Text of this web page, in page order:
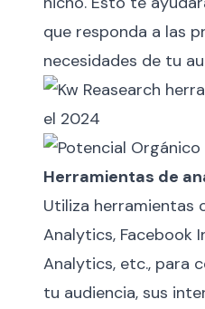
que responda a las
necesidades de tu
Herramientas de
Utiliza herramientas
Analytics, Facebook
Analytics, etc., para
tu audiencia, sus